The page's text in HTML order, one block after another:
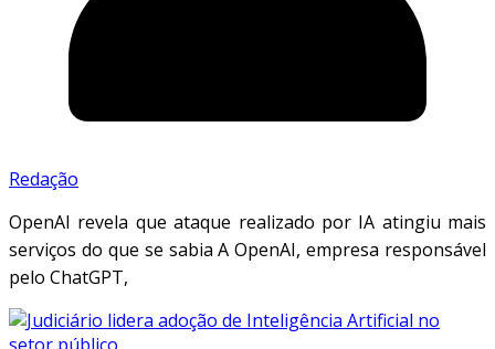
Redação
OpenAI revela que ataque realizado por IA atingiu mais
serviços do que se sabia A OpenAI, empresa responsável
pelo ChatGPT,